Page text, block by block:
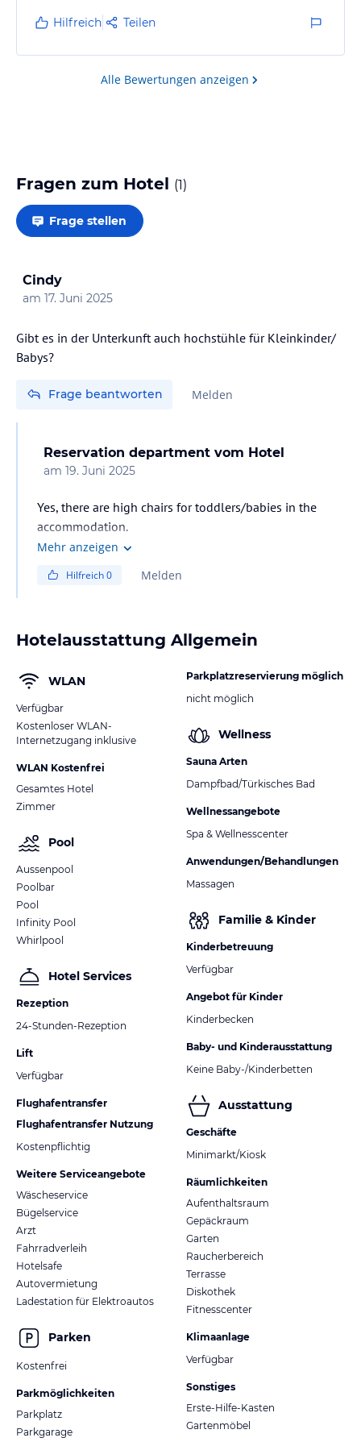
Tag. Wir hätten hier mehr Ruhetage lieber gehabt (z.B.
Tage ohne Musik oder, dass das Hotel vorher klar
kommuniziert, dass Musik am Pool gespielt wird).
Hilfreich Teilen
Alle Bewertungen anzeigen
Fragen zum Hotel (1)
Frage stellen
Cindy
am 17. Juni 2025
Gibt es in der Unterkunft auch hochstühle für Kleinkinder/
Babys?
Frage beantworten Melden
Reservation department vom Hotel
am 19. Juni 2025
Yes, there are high chairs for toddlers/babies in the
accommodation.
Mehr anzeigen
Hilfreich0 Melden
Hotelausstattung Allgemein
WLAN
Verfügbar
Kostenloser WLAN-
Internetzugang inklusive
WLAN Kostenfrei
Gesamtes Hotel
Zimmer
Pool
Aussenpool
Poolbar
Pool
Infinity Pool
Whirlpool
Hotel Services
Rezeption
24-Stunden-Rezeption
Lift
Verfügbar
Flughafentransfer
Flughafentransfer Nutzung
Kostenpflichtig
Weitere Serviceangebote
Wäscheservice
Bügelservice
Arzt
Fahrradverleih
Hotelsafe
Autovermietung
Ladestation für Elektroautos
Parken
Kostenfrei
Parkmöglichkeiten
Parkplatz
Parkgarage
Parkplatzreservierung möglich
nicht möglich
Wellness
Sauna Arten
Dampfbad/Türkisches Bad
Wellnessangebote
Spa & Wellnesscenter
Anwendungen/Behandlungen
Massagen
Familie & Kinder
Kinderbetreuung
Verfügbar
Angebot für Kinder
Kinderbecken
Baby- und Kinderausstattung
Keine Baby-/Kinderbetten
Ausstattung
Geschäfte
Minimarkt/Kiosk
Räumlichkeiten
Aufenthaltsraum
Gepäckraum
Garten
Raucherbereich
Terrasse
Diskothek
Fitnesscenter
Klimaanlage
Verfügbar
Sonstiges
Erste-Hilfe-Kasten
Gartenmöbel